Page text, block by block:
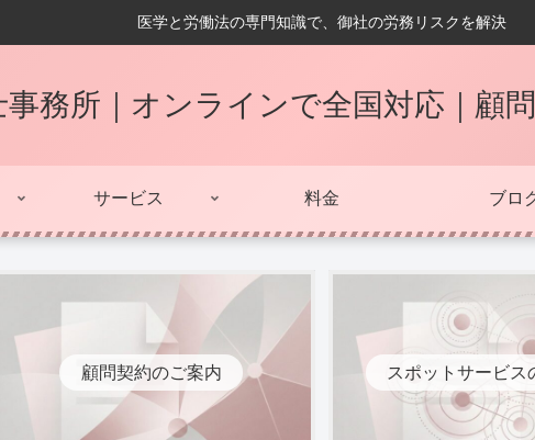
医学と労働法の専門知識で、御社の労務リスクを解決
事務所｜オンラインで全国対応｜顧
サービス 料金 ブロ
顧問契約のご案内 スポットサービス